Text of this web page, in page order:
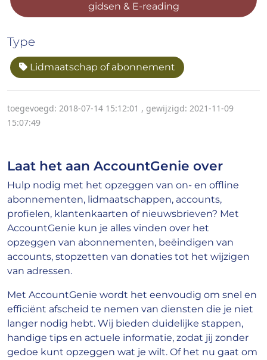
gidsen & E-reading
Type
Lidmaatschap of abonnement
toegevoegd: 2018-07-14 15:12:01 , gewijzigd: 2021-11-09
15:07:49
Laat het aan AccountGenie over
Hulp nodig met het opzeggen van on- en offline
abonnementen, lidmaatschappen, accounts,
profielen, klantenkaarten of nieuwsbrieven? Met
AccountGenie kun je alles vinden over het
opzeggen van abonnementen, beëindigen van
accounts, stopzetten van donaties tot het wijzigen
van adressen.
Met AccountGenie wordt het eenvoudig om snel en
efficiënt afscheid te nemen van diensten die je niet
langer nodig hebt. Wij bieden duidelijke stappen,
handige tips en actuele informatie, zodat jij zonder
gedoe kunt opzeggen wat je wilt. Of het nu gaat om